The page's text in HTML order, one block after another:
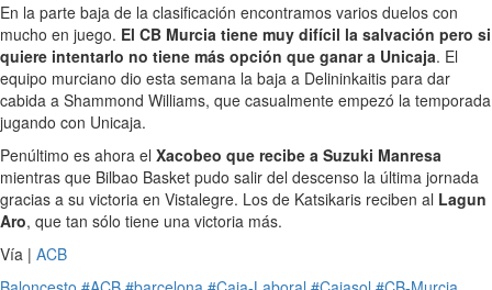
En la parte baja de la clasificación encontramos varios duelos con
mucho en juego. El CB Murcia tiene muy difícil la salvación pero si
quiere intentarlo no tiene más opción que ganar a Unicaja. El
equipo murciano dio esta semana la baja a Delininkaitis para dar
cabida a Shammond Williams, que casualmente empezó la temporada
jugando con Unicaja.
Penúltimo es ahora el Xacobeo que recibe a Suzuki Manresa
mientras que Bilbao Basket pudo salir del descenso la última jornada
gracias a su victoria en Vistalegre. Los de Katsikaris reciben al Lagun
Aro, que tan sólo tiene una victoria más.
Vía | ACB